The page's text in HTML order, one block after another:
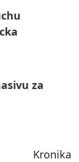
za
Kronika